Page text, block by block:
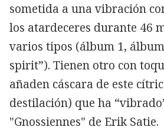
sometida a una vibración
los atardeceres durante 46
varios tipos (álbum 1,
spirit”). Tienen otro con
añaden cáscara de este
destilación) que ha
"Gnossiennes" de Erik Satie.